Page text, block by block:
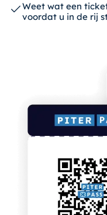
Weet wat een
voordat u in de rij